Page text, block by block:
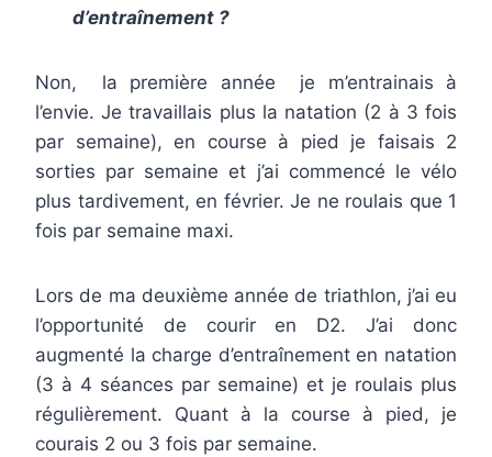
d’entraînement ?
Non, la première année je m’entrainais à
l’envie. Je travaillais plus la natation (2 à 3 fois
par semaine), en course à pied je faisais 2
sorties par semaine et j’ai commencé le vélo
plus tardivement, en février. Je ne roulais que 1
fois par semaine maxi.
Lors de ma deuxième année de triathlon, j’ai eu
l’opportunité de courir en D2. J’ai donc
augmenté la charge d’entraînement en natation
(3 à 4 séances par semaine) et je roulais plus
régulièrement. Quant à la course à pied, je
courais 2 ou 3 fois par semaine.